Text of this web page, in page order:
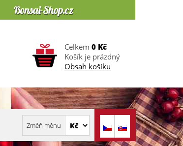
Celkem 0 Kč
Košík je prázdný
Obsah košíku